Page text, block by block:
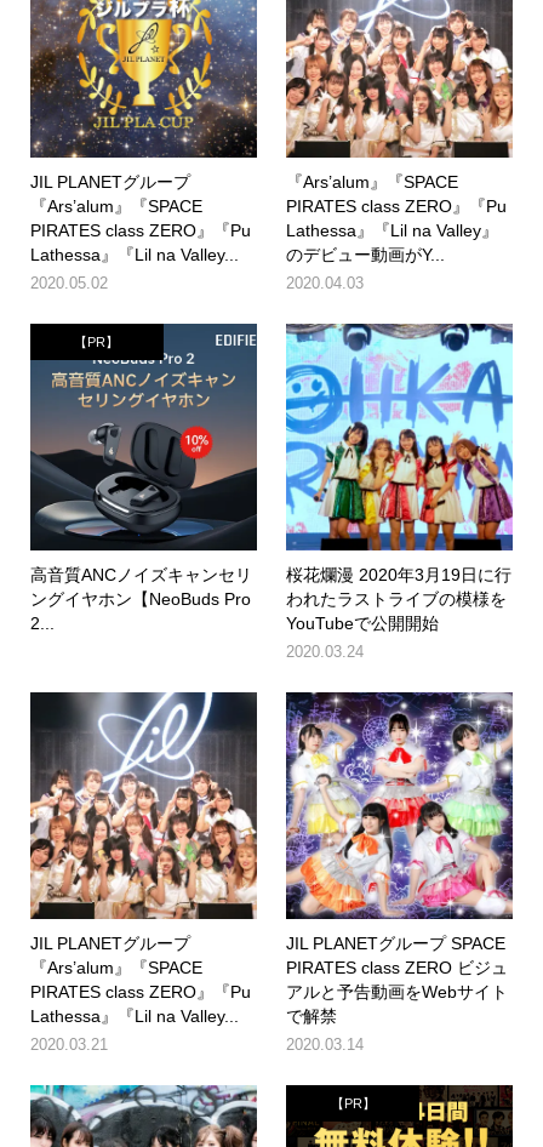
JIL PLANETグループ
『Ars’alum』『SPACE
PIRATES class ZERO』『Pu
Lathessa』『Lil na Valley...
2020.05.02
『Ars’alum』『SPACE
PIRATES class ZERO』『Pu
Lathessa』『Lil na Valley』
のデビュー動画がY...
2020.04.03
【PR】
高音質ANCノイズキャンセリ
ングイヤホン【NeoBuds Pro
2...
桜花爛漫 2020年3月19日に行
われたラストライブの模様を
YouTubeで公開開始
2020.03.24
JIL PLANETグループ
『Ars’alum』『SPACE
PIRATES class ZERO』『Pu
Lathessa』『Lil na Valley...
2020.03.21
JIL PLANETグループ SPACE
PIRATES class ZERO ビジュ
アルと予告動画をWebサイト
で解禁
2020.03.14
【PR】